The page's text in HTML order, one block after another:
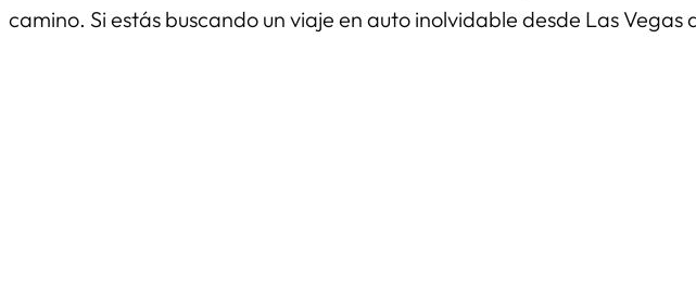
camino. Si estás buscando un viaje en auto inolvidable desde Las